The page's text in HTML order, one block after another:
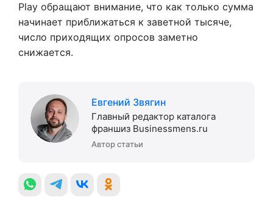
Play обращают внимание, что как только сумма
начинает приближаться к заветной тысяче,
число приходящих опросов заметно
снижается.
Евгений Звягин
Главный редактор каталога
франшиз Businessmens.ru
Автор статьи